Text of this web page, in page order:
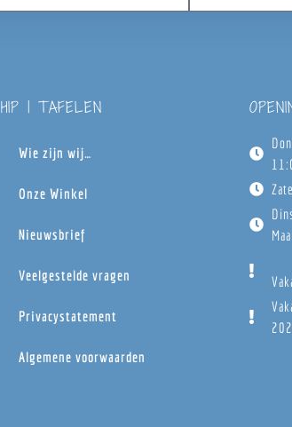
HIP | TAFELEN
Wie zijn wij…
Onze Winkel
Nieuwsbrief
Veelgestelde vragen
Privacystatement
Algemene voorwaarden